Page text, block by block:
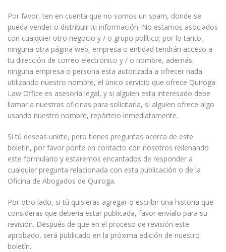
Por favor, ten en cuenta que no somos un spam, donde se
pueda vender o distribuir tu información. No estamos asociados
con cualquier otro negocio y / o grupo político; por lo tanto,
ninguna otra página web, empresa o entidad tendrán acceso a
tu dirección de correo electrónico y / o nombre, además,
ninguna empresa o persona esta autorizada a ofrecer nada
utilizando nuestro nombre, el único servicio que ofrece Quiroga
Law Office es asesoría legal, y si alguien esta interesado debe
llamar a nuestras oficinas para solicitarla, si alguien ofrece algo
usando nuestro nombre, repórtelo inmediatamente.
Si tú deseas unirte, pero tienes preguntas acerca de este
boletín, por favor ponte en contacto con nosotros rellenando
este formulario y estaremos encantados de responder a
cualquier pregunta relacionada con esta publicación o de la
Oficina de Abogados de Quiroga.
Por otro lado, si tú quisieras agregar o escribir una historia que
consideras que debería estar publicada, favor envíalo para su
revisión. Después de que en el proceso de revisión este
aprobado, será publicado en la próxima edición de nuestro
boletín.